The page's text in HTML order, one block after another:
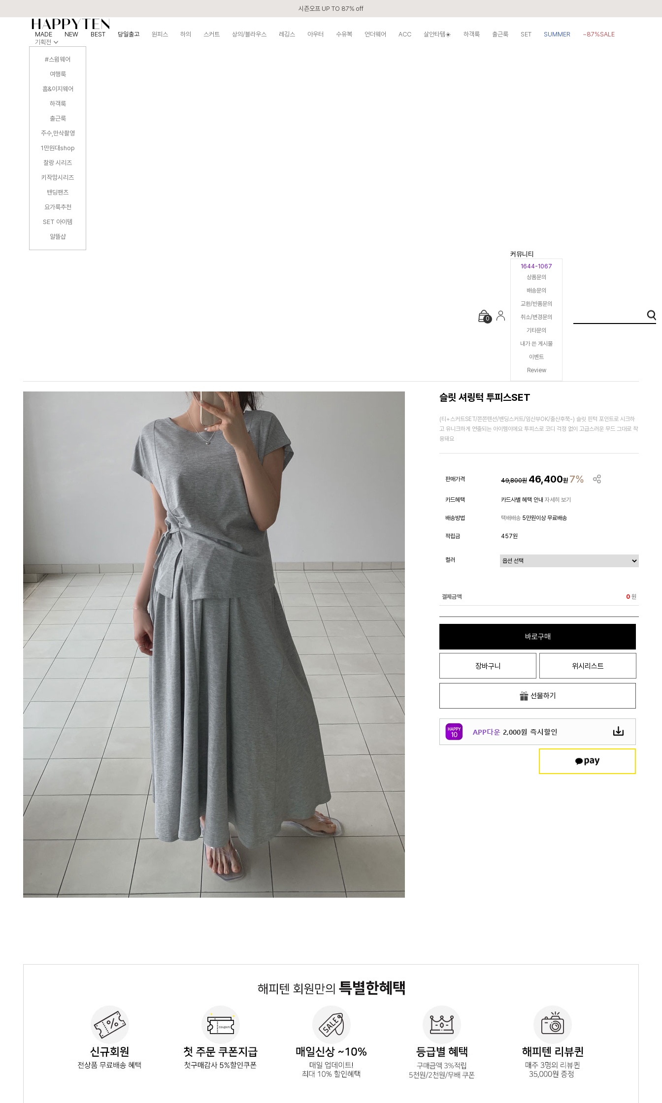
시즌오프 UP TO 87% off
MADE NEW BEST 당일출고 원피스 하의 스커트 상의/블라우스 레깅스 아우터 수유복 언더웨어 ACC 살안타템☀️ 하객룩 출근룩 SET SUMMER
~87%SALE
기획전
#스윔웨어
여행룩
홈&이지웨어
하객룩
출근룩
주수,만삭촬영
1만원대shop
찰랑 시리즈
키작맘시리즈
밴딩팬츠
요가룩추천
SET 아이템
알뜰샵
0
커뮤니티
1644-1067
상품문의
배송문의
교환/반품문의
취소/변경문의
기타문의
내가 쓴 게시물
이벤트
Review
슬릿 셔링턱 투피스SET
(티+스커트SET/쫀쫀텐션/밴딩스커트/임산부OK/출산후쭉-) 슬릿 핀턱 포인트로 시크하
고 유니크하게 연출되는 아이템이에요 투피스로 코디 걱정 없이 고급스러운 무드 그대로 착
용돼요
판매가격 49,800원 46,400원 7%
카드혜택 카드사별 혜택 안내 자세히 보기
배송방법 택배배송 5만원이상 무료배송
적립금 457원
컬러
결제금액 0 원
바로구매
장바구니 위시리스트
선물하기